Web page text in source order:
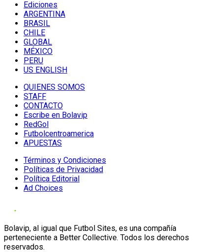
Ediciones
ARGENTINA
BRASIL
CHILE
GLOBAL
MÉXICO
PERU
US ENGLISH
QUIENES SOMOS
STAFF
CONTACTO
Escribe en Bolavip
RedGol
Futbolcentroamerica
APUESTAS
Términos y Condiciones
Políticas de Privacidad
Política Editorial
Ad Choices
Bolavip, al igual que Futbol Sites, es una compañía
perteneciente a Better Collective. Todos los derechos
reservados.